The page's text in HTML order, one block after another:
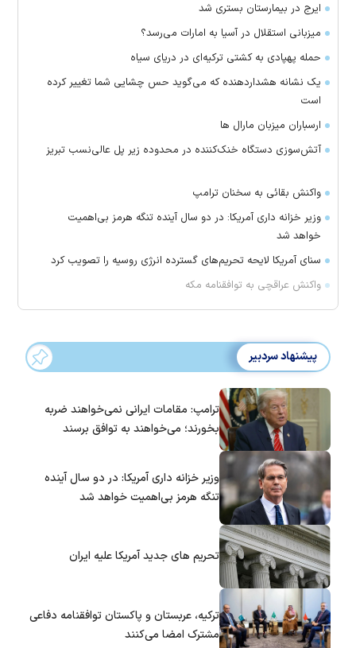
ایرج در بیمارستان بستری شد
میزبانی استقلال در آسیا به امارات می‌رسد؟
حمله پهپادی به کشتی ترکیه‌ای در دریای سیاه
یک نشانه هشداردهنده که می‌گوید حس چشایی شما تغییر کرده
است
ارسباران میزبان مارال ها
آتش‌سوزی دستگاه خنک‌کننده در محدوده زیر پل عالی‌نسب تبریز
واکنش بقائی به سخنان ترامپ
وزیر خزانه داری آمریکا: در دو سال آینده تنگه هرمز بی‌اهمیت
خواهد شد
سنای آمریکا لایحه تحریم‌های گسترده انرژی روسیه را تصویب کرد
واکنش عراقچی به توافقنامه مکه
پیشنهاد سردبیر
ترامپ: مقامات ایرانی نمی‌خواهند ضربه
بخورند؛ می‌خواهند به توافق برسند
وزیر خزانه داری آمریکا: در دو سال آینده
تنگه هرمز بی‌اهمیت خواهد شد
تحریم های جدید آمریکا علیه ایران
ترکیه، عربستان و پاکستان توافقنامه دفاعی
مشترک امضا می‌کنند